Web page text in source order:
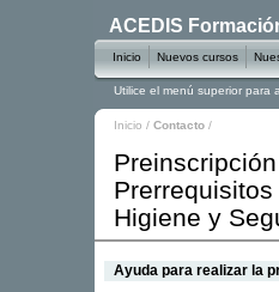
Inicio / Contacto /
Higiene y
Ayuda para realizar la
ACEDIS
Inicio Nuevos cursos
Utilice el menú superior para